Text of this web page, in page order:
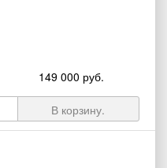
149 000 руб.
В корзину.